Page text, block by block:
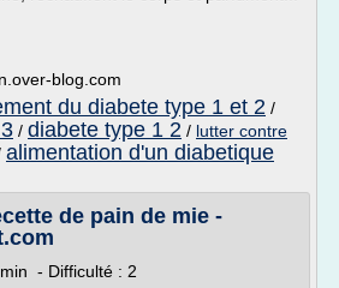
blog.com
du diabete type 1 et 2 /
/ diabete type 1 2 / lutter contre
alimentation d'un diabetique
de pain de mie -
- Difficulté : 2